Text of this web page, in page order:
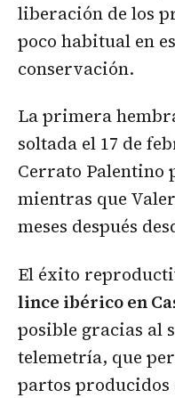
liberación de los
poco habitual en
conservación.
La primera
soltada el 17 de
Cerrato Palentino
mientras que
meses después
El éxito
lince ibérico en
posible gracias al
telemetría, que
partos producidos